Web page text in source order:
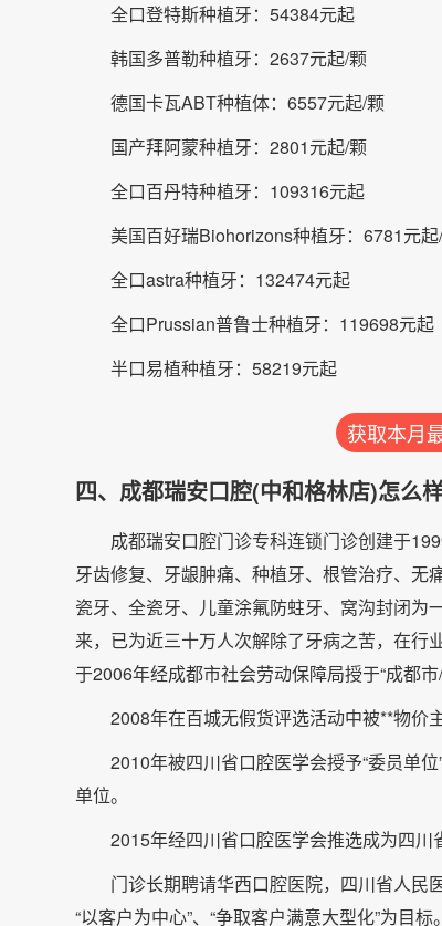
全口登特斯种植牙：54384元起
韩国多普勒种植牙：2637元起/颗
德国卡瓦ABT种植体：6557元起/颗
国产拜阿蒙种植牙：2801元起/颗
全口百丹特种植牙：109316元起
美国百好瑞Biohorizons种植牙：6781元
全口astra种植牙：132474元起
全口Prussian普鲁士种植牙：119698元起
半口易植种植牙：58219元起
获取本月
四、成都瑞安口腔(中和格林店)怎么样
成都瑞安口腔门诊专科连锁门诊创建于
牙齿修复、牙龈肿痛、种植牙、根管治疗、无
瓷牙、全瓷牙、儿童涂氟防蛀牙、窝沟封闭为
来，已为近三十万人次解除了牙病之苦，在行
于2006年经成都市社会劳动保障局授于“成都市
2008年在百城无假货评选活动中被**物价
2010年被四川省口腔医学会授予“委员单
单位。
2015年经四川省口腔医学会推选成为四
门诊长期聘请华西口腔医院，四川省人民
“以客户为中心”、“争取客户满意大型化”为目标。